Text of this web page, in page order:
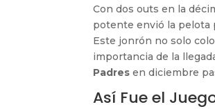
Con dos outs en la
potente envió la pelota
Este jonrón no solo
importancia de la
Padres en diciembre
Así Fue el